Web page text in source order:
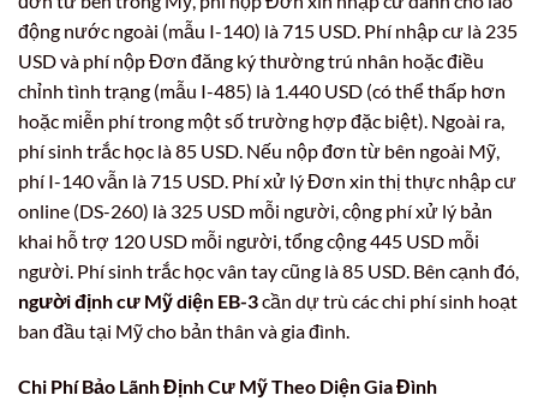
động nước ngoài (mẫu I-140) là 715 USD. Phí nhập cư là 235
USD và phí nộp Đơn đăng ký thường trú nhân hoặc điều
chỉnh tình trạng (mẫu I-485) là 1.440 USD (có thể thấp hơn
hoặc miễn phí trong một số trường hợp đặc biệt). Ngoài ra,
phí sinh trắc học là 85 USD. Nếu nộp đơn từ bên ngoài Mỹ,
phí I-140 vẫn là 715 USD. Phí xử lý Đơn xin thị thực nhập cư
online (DS-260) là 325 USD mỗi người, cộng phí xử lý bản
khai hỗ trợ 120 USD mỗi người, tổng cộng 445 USD mỗi
người. Phí sinh trắc học vân tay cũng là 85 USD. Bên cạnh đó,
người định cư Mỹ diện EB-3cần dự trù các chi phí sinh hoạt
ban đầu tại Mỹ cho bản thân và gia đình.
Chi Phí Bảo Lãnh Định Cư Mỹ Theo Diện Gia Đình